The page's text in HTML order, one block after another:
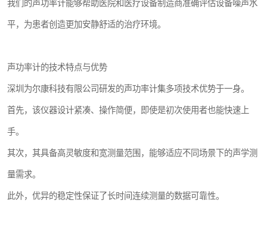
我们的声功率计能够帮助医院和医疗设备制造商准确评估设备噪声水
平，为患者创造更加安静舒适的治疗环境。
声功率计的技术特点与优势
深圳为尔康科技有限公司研发的声功率计集多项技术优势于一身。
首先，该仪器设计紧凑、操作简便，即使是初次使用者也能快速上
手。
其次，其具备高灵敏度和宽测量范围，能够适应不同场景下的声学测
量需求。
此外，优异的稳定性保证了长时间连续测量的数据可靠性。